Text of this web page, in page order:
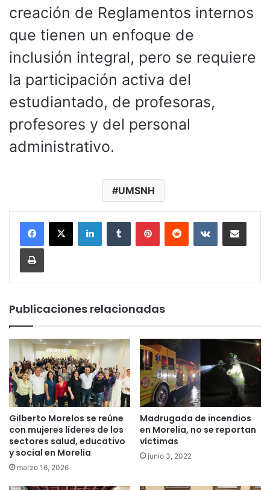
creación de Reglamentos internos
que tienen un enfoque de
inclusión integral, pero se requiere
la participación activa del
estudiantado, de profesoras,
profesores y del personal
administrativo.
UMSNH
LinkedInTumblr PinterestReddit VKontakteCompartir por
Imprimir
Publicaciones relacionadas
Gilberto Morelos se reúne
con mujeres líderes de los
sectores salud, educativo
y social en Morelia
marzo 16, 2026
Madrugada de incendios
en Morelia, no se reportan
víctimas
junio 3, 2022